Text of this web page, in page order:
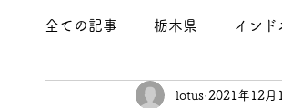
全ての記事 栃木県 インド
特定技能 介護 外食
lotus 2021年12月